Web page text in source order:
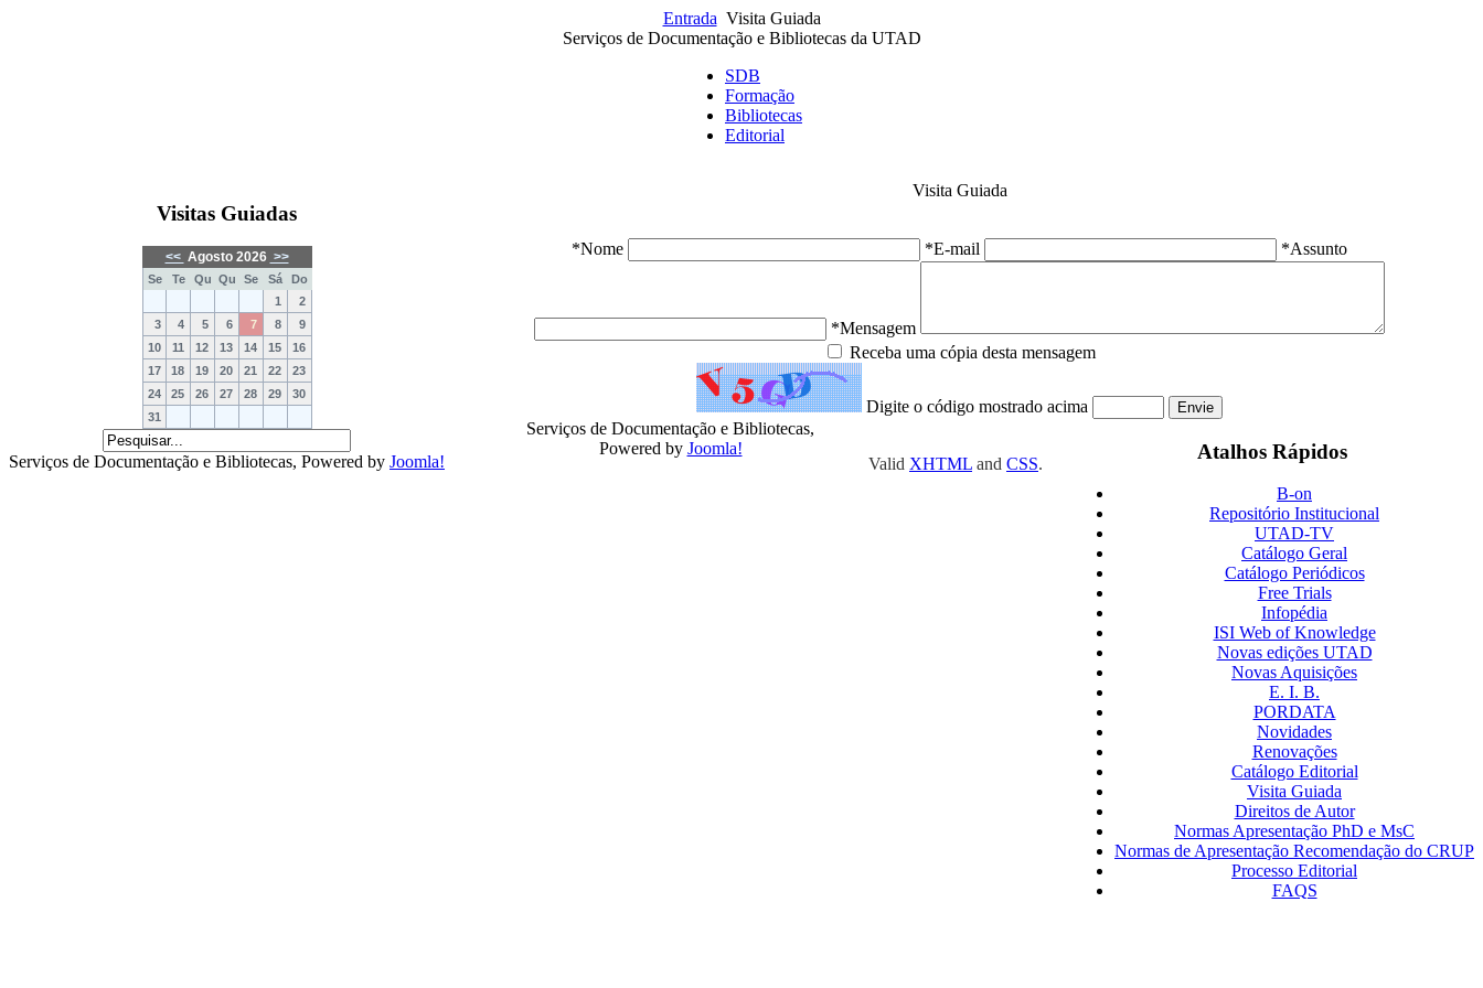
Entrada Visita Guiada
Serviços de Documentação e Bibliotecas da UTAD
SDB
Formação
Bibliotecas
Editorial
Visitas Guiadas
<< Agosto 2026 >>
Se Te Qu Qu Se Sá
Do
1
2
3
4 5 6 7 8
9
10
11 12 13 14 15
16
17
18 19 20 21 22
23
24
25 26 27 28 29
30
31
Serviços de Documentação e Bibliotecas, Powered by Joomla!
Visita Guiada
*Nome *E-mail *Assunto
*Mensagem
Receba uma cópia desta mensagem
Digite o código mostrado acima
Atalhos Rápidos
B-on
Repositório Institucional
UTAD-TV
Catálogo Geral
Catálogo Periódicos
Free Trials
Infopédia
ISI Web of Knowledge
Novas edições UTAD
Novas Aquisições
E. I. B.
PORDATA
Novidades
Renovações
Catálogo Editorial
Visita Guiada
Direitos de Autor
Normas Apresentação PhD e MsC
Normas de Apresentação Recomendação do CRUP
Processo Editorial
FAQS
Valid XHTML and CSS.
Serviços de Documentação e Bibliotecas,
Powered by Joomla!